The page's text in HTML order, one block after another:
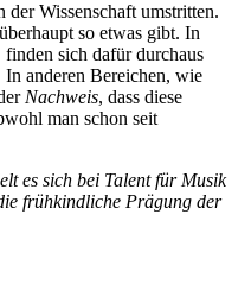
Wissenschaft umstritten.
so etwas gibt. In
sich dafür durchaus
anderen Bereichen, wie
Nachweis, dass diese
man schon seit
es sich bei Talent für Musik
frühkindliche Prägung der